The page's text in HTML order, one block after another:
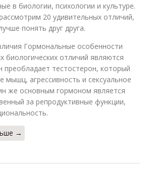
в биологии, психологии и культуре.
20 удивительных отличий,
понять друг друга.
Гормональные особенности
биологических отличий являются
тестостерон, который
мышц, агрессивность и сексуальное
же основным гормоном является
за репродуктивные функции,
→